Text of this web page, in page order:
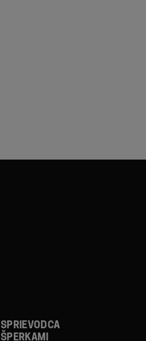
Sprievodca
šperkami